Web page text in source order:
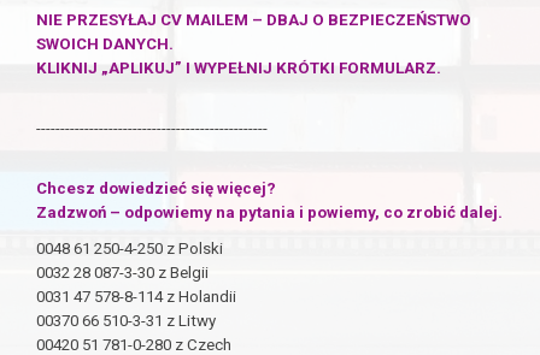
NIE PRZESYŁAJ CV MAILEM – DBAJ O BEZPIECZEŃSTWO
SWOICH DANYCH.
KLIKNIJ „APLIKUJ” I WYPEŁNIJ KRÓTKI FORMULARZ.
------------------------------------------------
Chcesz dowiedzieć się więcej?
Zadzwoń – odpowiemy na pytania i powiemy, co zrobić dalej.
0048 61 250-4-250 z Polski
0032 28 087-3-30 z Belgii
0031 47 578-8-114 z Holandii
00370 66 510-3-31 z Litwy
00420 51 781-0-280 z Czech